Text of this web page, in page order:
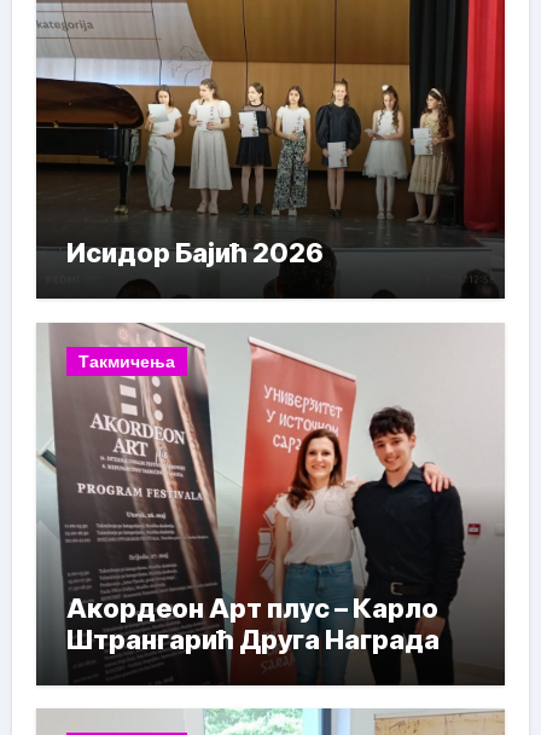
Исидор Бајић 2026
Такмичења
Акордеон Арт плус – Карло
Штрангарић Друга Награда